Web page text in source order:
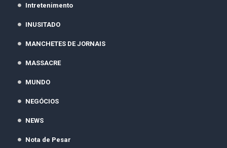
Intretenimento
INUSITADO
MANCHETES DE JORNAIS
MASSACRE
MUNDO
NEGÓCIOS
NEWS
Nota de Pesar